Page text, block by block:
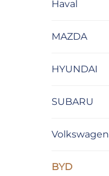
Haval
MAZDA
HYUNDAI
SUBARU
Volkswagen
BYD